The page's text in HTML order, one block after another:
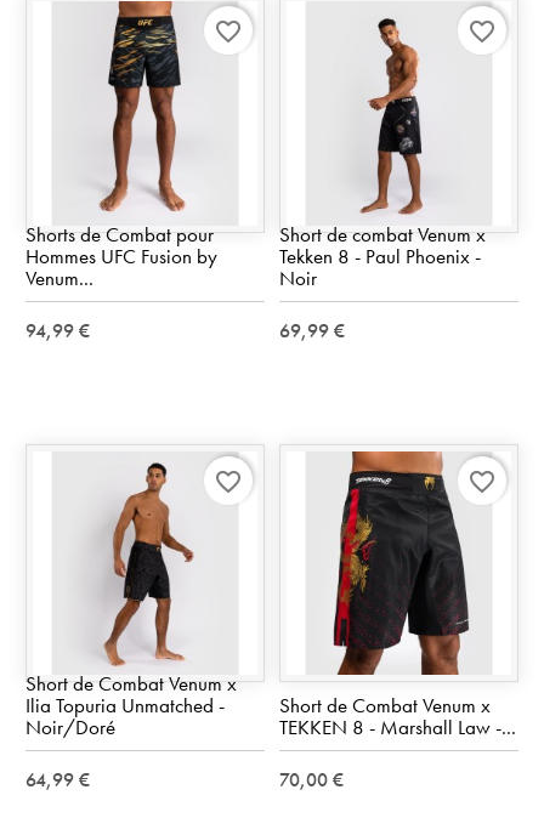
Shorts de Combat pour
Hommes UFC Fusion by
Venum...
94,99 €
favorite_border
Short de combat Venum x
Tekken 8 - Paul Phoenix -
Noir
69,99 €
favorite_border
Short de Combat Venum x
Ilia Topuria Unmatched -
Noir/Doré
64,99 €
favorite_border
Short de Combat Venum x
TEKKEN 8 - Marshall Law -...
70,00 €
favorite_border